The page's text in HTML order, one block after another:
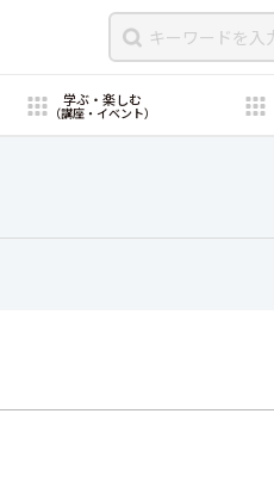
学ぶ・楽しむ
（講座・イベント）